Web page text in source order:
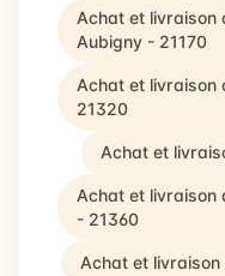
Achat et livraison
Aubigny - 21170
Achat et livraison
21320
Achat et
Achat et livraison
- 21360
Achat et